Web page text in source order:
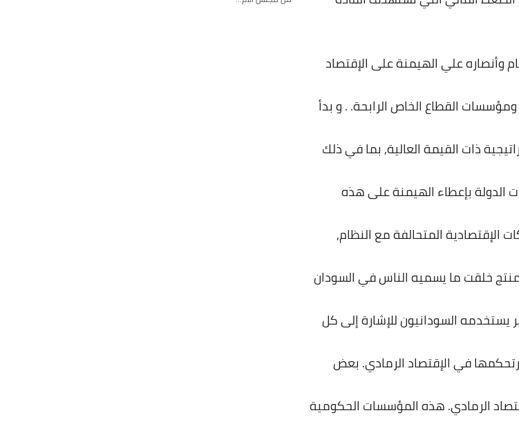
وأنصارهعليالهيمنةعلىالإقتصاد
ومؤسسات القطاعالخاصالرابحة. .وبدأ
ذات القيمةالعالية,بمافيذلك
الدولةبإعطاء الهيمنةعلىهذه
الإقتصاديةالمتحالفةمعالنظام,
خلقتما يسميهالناسفيالسودان
يستخدمهالسودانيونللإشارةإلىكل
فيالإقتصادالرمادي. بعض
الرمادي.هذهالمؤسسات الحكومية